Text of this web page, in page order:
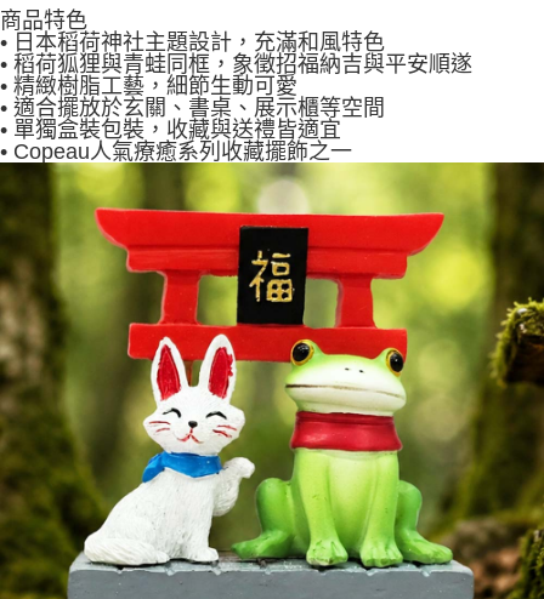
商品特色
• 日本稻荷神社主題設計，充滿和風特色
• 稻荷狐狸與青蛙同框，象徵招福納吉與平安順遂
• 精緻樹脂工藝，細節生動可愛
• 適合擺放於玄關、書桌、展示櫃等空間
• 單獨盒裝包裝，收藏與送禮皆適宜
• Copeau人氣療癒系列收藏擺飾之一